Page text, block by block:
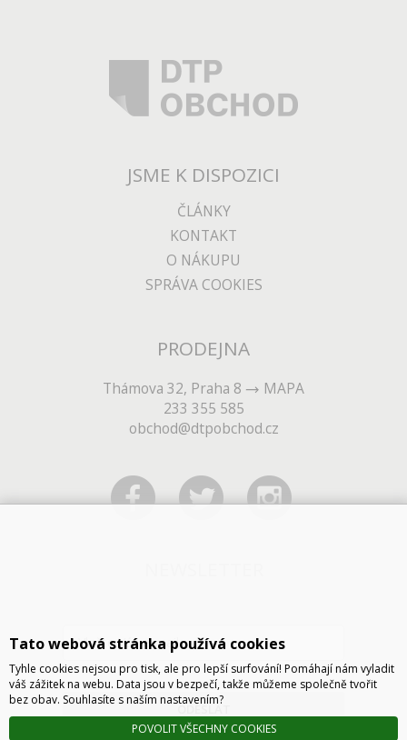
JSME K DISPOZICI
ČLÁNKY
KONTAKT
O NÁKUPU
SPRÁVA COOKIES
PRODEJNA
Thámova 32, Praha 8
MAPA
233 355 585
obchod@dtpobchod.cz
ODESLAT
Tato webová stránka používá cookies
Tyhle cookies nejsou pro tisk, ale pro lepší surfování! Pomáhají nám vyladit
váš zážitek na webu. Data jsou v bezpečí, takže můžeme společně tvořit
bez obav. Souhlasíte s naším nastavením?
POVOLIT VŠECHNY COOKIES